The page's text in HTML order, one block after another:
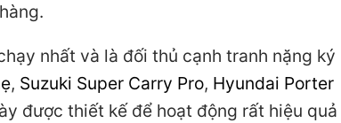
nhất và là đối thủ cạnh tranh nặng ký
, Suzuki Super Carry Pro, Hyundai Porter
được thiết kế để hoạt động rất hiệu quả